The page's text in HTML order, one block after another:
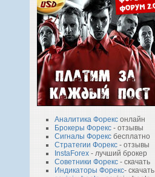
Аналитика Форекс онлайн
Брокеры Форекс - отзывы
Сигналы Форекс бесплатно
Стратегии Форекс - отзывы
InstaForex - лучший брокер
Советники Форекс - скачать
Индикаторы Форекс- скачать